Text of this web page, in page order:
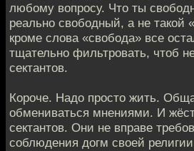
любому вопросу. Что ты
реально свободный, а не такой
кроме слова «свобода» все
тщательно фильтровать, чтоб
сектантов.
Короче. Надо просто жить.
обмениваться мнениями. И
сектантов. Они не вправе
соблюдения догм своей